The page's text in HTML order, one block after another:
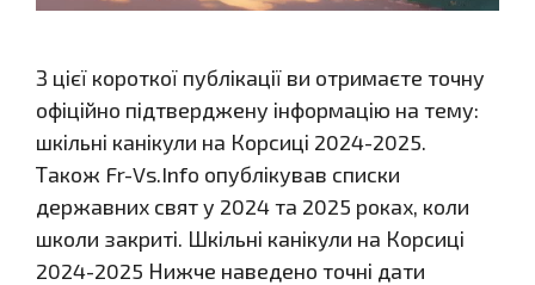
З цієї короткої публікації ви отримаєте точну
офіційно підтверджену інформацію на тему:
шкільні канікули на Корсиці 2024-2025.
Також Fr-Vs.Info опублікував списки
державних свят у 2024 та 2025 роках, коли
школи закриті. Шкільні канікули на Корсиці
2024-2025 Нижче наведено точні дати